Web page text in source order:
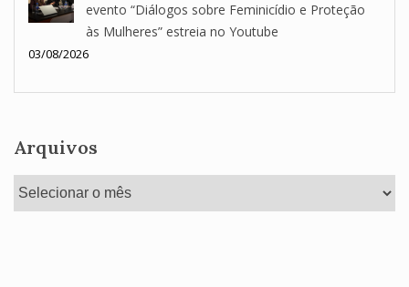
evento “Diálogos sobre Feminicídio e Proteção
às Mulheres” estreia no Youtube
03/08/2026
Arquivos
Arquivos